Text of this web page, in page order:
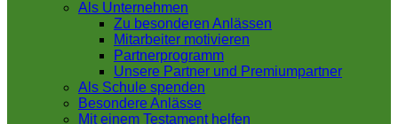
Als Unternehmen
Zu besonderen Anlässen
Mitarbeiter motivieren
Partnerprogramm
Unsere Partner und Premiumpartner
Als Schule spenden
Besondere Anlässe
Mit einem Testament helfen